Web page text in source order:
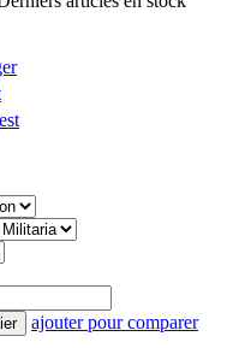
ajouter pour comparer